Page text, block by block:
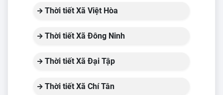
Thời tiết Xã Việt Hòa
Thời tiết Xã Đông Ninh
Thời tiết Xã Đại Tập
Thời tiết Xã Chí Tân